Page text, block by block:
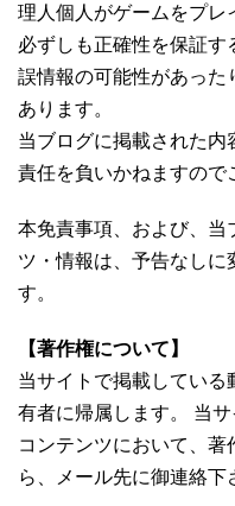
理人個人がゲームをプレ
必ずしも正確性を保証す
誤情報の可能性があった
あります。
当ブログに掲載された
責任を負いかねますので
本免責事項、および、当
ツ・情報は、予告なしに
す。
【著作権について】
当サイトで掲載してい
有者に帰属します。 当
コンテンツにおいて、著
ら、メール先に御連絡下